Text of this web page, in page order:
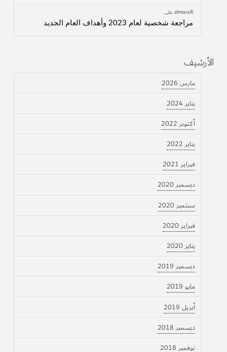
almouslliعلى
مراجعة شخصية لعام 2023 وأهداف العام الجديد
الأرشيف
مارس 2026
يناير 2024
أكتوبر 2022
يناير 2022
فبراير 2021
ديسمبر 2020
سبتمبر 2020
فبراير 2020
يناير 2020
ديسمبر 2019
مايو 2019
أبريل 2019
ديسمبر 2018
نوفمبر 2018